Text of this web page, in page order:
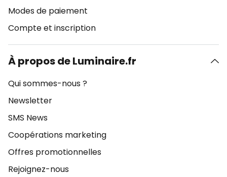
Modes de paiement
Compte et inscription
À propos de Luminaire.fr
Qui sommes-nous ?
Newsletter
SMS News
Coopérations marketing
Offres promotionnelles
Rejoignez-nous